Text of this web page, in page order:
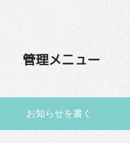
管理メニュー
お知らせを書く